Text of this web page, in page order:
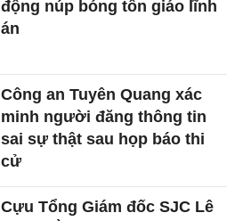
động núp bóng tôn giáo lĩnh
án
Công an Tuyên Quang xác
minh người đăng thông tin
sai sự thật sau họp báo thi
cử
Cựu Tổng Giám đốc SJC Lê